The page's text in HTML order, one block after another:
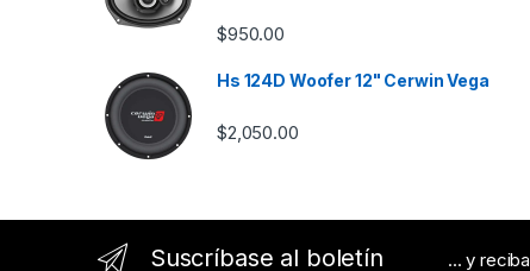
l
$950.00
Hs 124D Woofer 12" Cerwin Vega
$2,050.00
Suscríbase al boletín ... y reciba